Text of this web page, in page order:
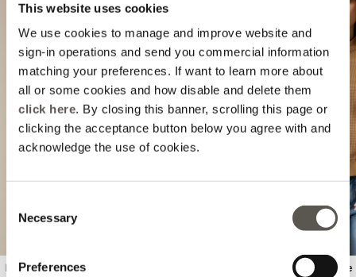
This website uses cookies
We use cookies to manage and improve website and
sign-in operations and send you commercial information
matching your preferences. If want to learn more about
all or some cookies and how disable and delete them
click here. By closing this banner, scrolling this page or
clicking the acceptance button below you agree with and
acknowledge the use of cookies.
Selection
Necessary
Preferences
Bluse aus Creponne mit Muster Perforierte Bomberjacke
Next